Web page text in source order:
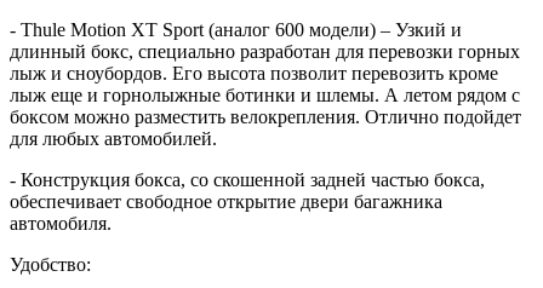
- Thule Motion XT Sport (аналог 600 модели) – Узкий и
длинный бокс, специально разработан для перевозки горных
лыж и сноубордов. Его высота позволит перевозить кроме
лыж еще и горнолыжные ботинки и шлемы. А летом рядом с
боксом можно разместить велокрепления. Отлично подойдет
для любых автомобилей.
- Конструкция бокса, со скошенной задней частью бокса,
обеспечивает свободное открытие двери багажника
автомобиля.
Удобство: